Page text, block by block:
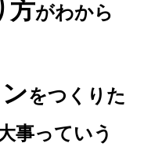
方がわから
をつくりた
事っていう